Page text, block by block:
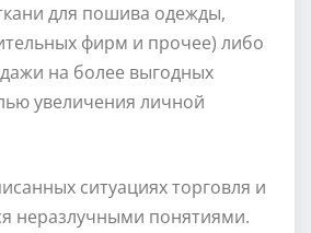
для пошива одежды,
фирм и прочее) либо
на более выгодных
увеличения личной
ситуациях торговля и
неразлучными понятиями.